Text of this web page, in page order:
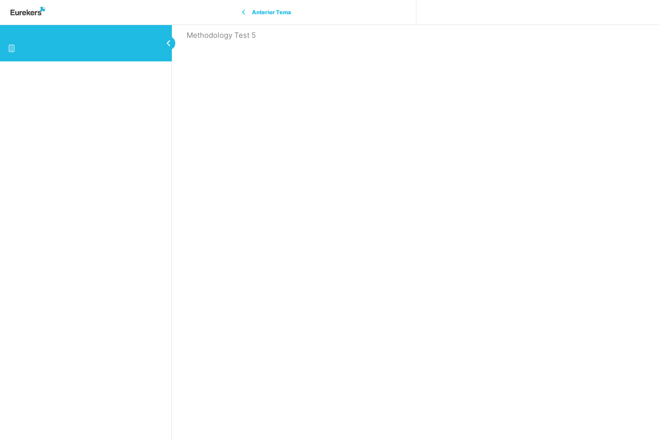
Anterior Tema
Methodology Test 5